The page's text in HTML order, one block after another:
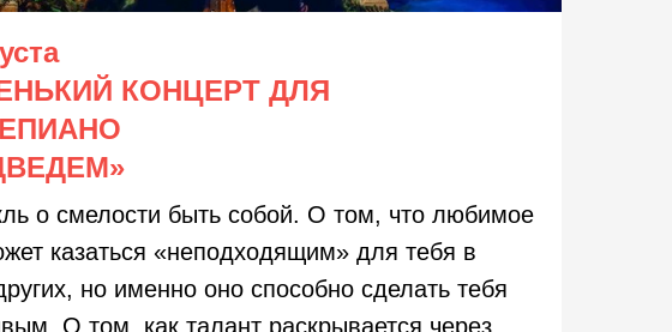
КОНЦЕРТ ДЛЯ
о смелости быть собой. О том, что любимое
казаться «неподходящим» для тебя в
но именно оно способно сделать тебя
О том, как талант раскрывается через